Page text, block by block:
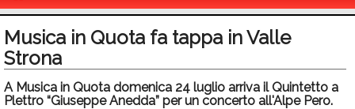
Politica
Sport
Musica in Quota fa tappa in Valle
Strona
A Musica in Quota domenica 24 luglio arriva il Quintetto a
Plettro “Giuseppe Anedda” per un concerto all'Alpe Pero.